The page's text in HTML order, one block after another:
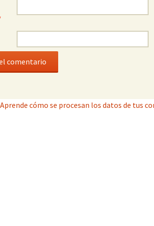
Aprende cómo se procesan los datos de tus